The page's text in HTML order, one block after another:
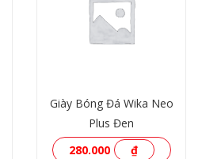
Giày Bóng Đá Wika Neo
Plus Đen
280.000
₫